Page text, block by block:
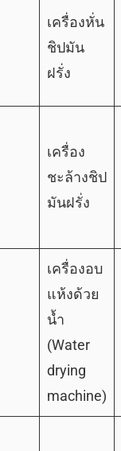
เครื่องหั่น
ชิปมัน
ฝรั่ง
เครื่อง
ชะล้างชิป
มันฝรั่ง
เครื่องอบ
แห้งด้วย
น้ำ
(Water
drying
machine)